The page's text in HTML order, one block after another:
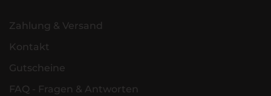
Zahlung & Versand
Kontakt
Gutscheine
FAQ - Fragen & Antworten